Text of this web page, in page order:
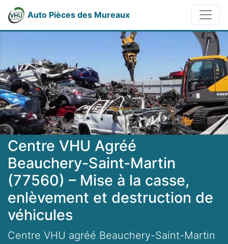
Auto Pièces des Mureaux
Centre VHU Agréé
Beauchery-Saint-Martin
(77560) – Mise à la casse,
enlèvement et destruction de
véhicules
Centre VHU agréé Beauchery-Saint-Martin